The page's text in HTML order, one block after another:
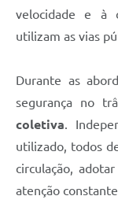
velocidade e à
utilizam as vias
Durante as
segurança no
coletiva.
utilizado, todos
circulação,
atenção